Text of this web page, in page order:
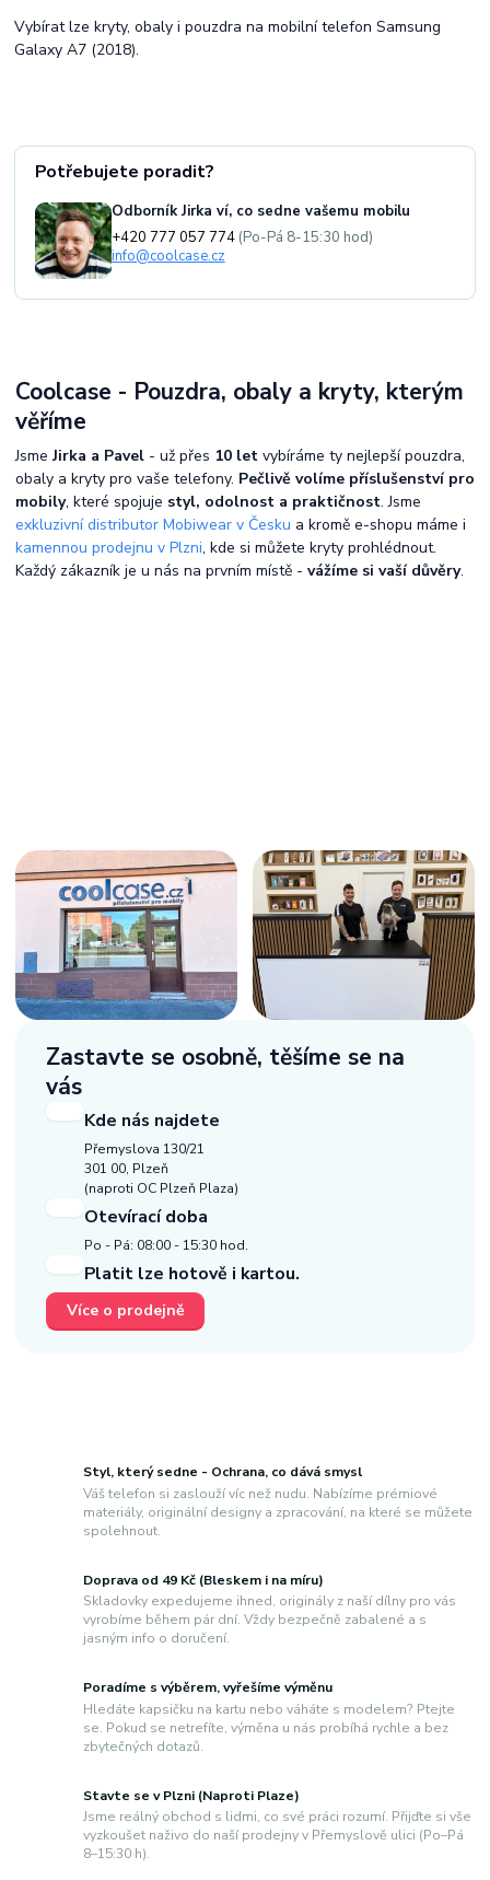
Potřebujete poradit?
Odborník Jirka ví, co sedne vašemu mobilu
+420 777 057 774 (Po-Pá 8-15:30 hod)
info@coolcase.cz
Vybírat lze kryty, obaly i pouzdra na mobilní telefon Samsung
Galaxy A7 (2018).
Coolcase - Pouzdra, obaly a kryty, kterým
věříme
JsmeJirka a Pavel - už přes 10 let vybíráme ty nejlepší pouzdra,
obaly a kryty pro vaše telefony. Pečlivě volíme příslušenství pro
mobily, které spojuje styl, odolnost a praktičnost. Jsme
exkluzivní distributor Mobiwear v Česku a kromě e-shopu máme i
kamennou prodejnu v Plzni, kde si můžete kryty prohlédnout.
Každý zákazník je u nás na prvním místě - vážíme si vaší důvěry.
Zastavte se osobně, těšíme se na
vás
Kde nás najdete
Přemyslova 130/21
301 00, Plzeň
(naproti OC Plzeň Plaza)
Otevírací doba
Po - Pá: 08:00 - 15:30 hod.
Platit lze hotově i kartou.
Více o prodejně
Styl, který sedne - Ochrana, co dává smysl
Váš telefon si zaslouží víc než nudu. Nabízíme prémiové
materiály, originální designy a zpracování, na které se můžete
spolehnout.
Doprava od 49 Kč (Bleskem i na míru)
Skladovky expedujeme ihned, originály z naší dílny pro vás
vyrobíme během pár dní. Vždy bezpečně zabalené a s
jasným info o doručení.
Poradíme s výběrem, vyřešíme výměnu
Hledáte kapsičku na kartu nebo váháte s modelem? Ptejte
se. Pokud se netrefíte, výměna u nás probíhá rychle a bez
zbytečných dotazů.
Stavte se v Plzni (Naproti Plaze)
Jsme reálný obchod s lidmi, co své práci rozumí. Přijďte si vše
vyzkoušet naživo do naší prodejny v Přemyslově ulici (Po–Pá
8–15:30 h).